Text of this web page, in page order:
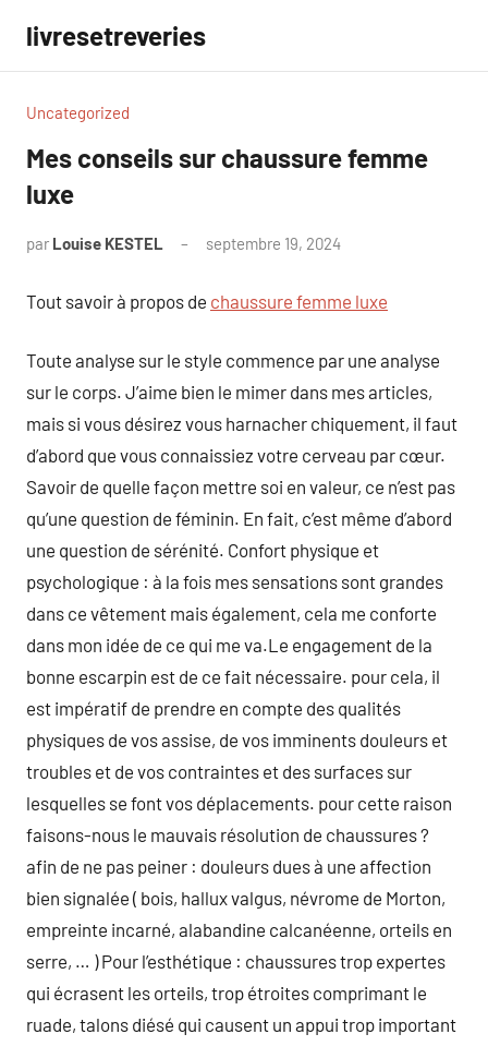
contenu
livresetreveries
Uncategorized
Mes conseils sur chaussure femme
luxe
par Louise KESTEL septembre 19, 2024
Tout savoir à propos de chaussure femme luxe
Toute analyse sur le style commence par une analyse
sur le corps. J’aime bien le mimer dans mes articles,
mais si vous désirez vous harnacher chiquement, il faut
d’abord que vous connaissiez votre cerveau par cœur.
Savoir de quelle façon mettre soi en valeur, ce n’est pas
qu’une question de féminin. En fait, c’est même d’abord
une question de sérénité. Confort physique et
psychologique : à la fois mes sensations sont grandes
dans ce vêtement mais également, cela me conforte
dans mon idée de ce qui me va.Le engagement de la
bonne escarpin est de ce fait nécessaire. pour cela, il
est impératif de prendre en compte des qualités
physiques de vos assise, de vos imminents douleurs et
troubles et de vos contraintes et des surfaces sur
lesquelles se font vos déplacements. pour cette raison
faisons-nous le mauvais résolution de chaussures ?
afin de ne pas peiner : douleurs dues à une affection
bien signalée ( bois, hallux valgus, névrome de Morton,
empreinte incarné, alabandine calcanéenne, orteils en
serre, … ) Pour l’esthétique : chaussures trop expertes
qui écrasent les orteils, trop étroites comprimant le
ruade, talons diésé qui causent un appui trop important